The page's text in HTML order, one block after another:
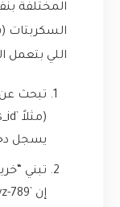
المختلفة
اللي بتعمل
تبحث عن
يسجل